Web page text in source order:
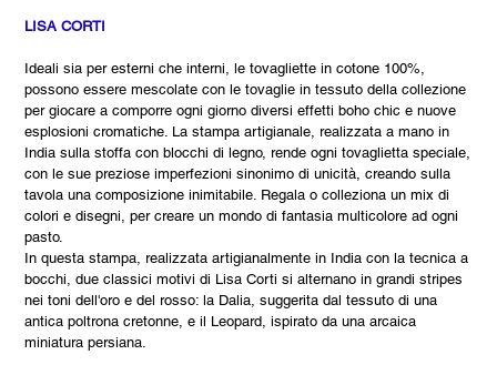
LISA CORTI
Ideali sia per esterni che interni, le tovagliette in cotone 100%,
possono essere mescolate con le tovaglie in tessuto della collezione
per giocare a comporre ogni giorno diversi effetti boho chic e nuove
esplosioni cromatiche. La stampa artigianale, realizzata a mano in
India sulla stoffa con blocchi di legno, rende ogni tovaglietta speciale,
con le sue preziose imperfezioni sinonimo di unicità, creando sulla
tavola una composizione inimitabile. Regala o colleziona un mix di
colori e disegni, per creare un mondo di fantasia multicolore ad ogni
pasto.
In questa stampa, realizzata artigianalmente in India con la tecnica a
bocchi, due classici motivi di Lisa Corti si alternano in grandi stripes
nei toni dell'oro e del rosso: la Dalia, suggerita dal tessuto di una
antica poltrona cretonne, e il Leopard, ispirato da una arcaica
miniatura persiana.